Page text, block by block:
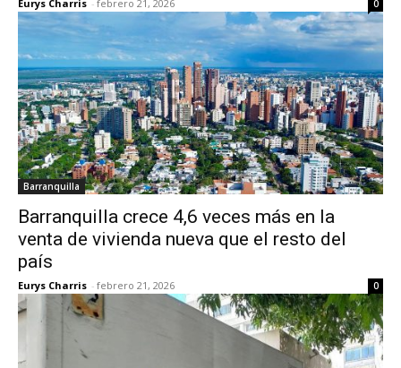
Eurys Charris - febrero 21, 2026 0
Barranquilla
Barranquilla crece 4,6 veces más en la
venta de vivienda nueva que el resto del
país
Eurys Charris - febrero 21, 2026 0